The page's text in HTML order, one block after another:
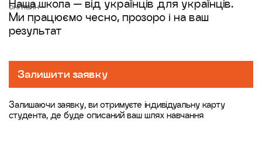
Наша школа — від українців для українців.
Ми працюємо чесно, прозоро і на ваш
результат
Залишити заявку
Залишаючи заявку, ви отримуєте індивідуальну карту
студента, де буде описаний ваш шлях навчання